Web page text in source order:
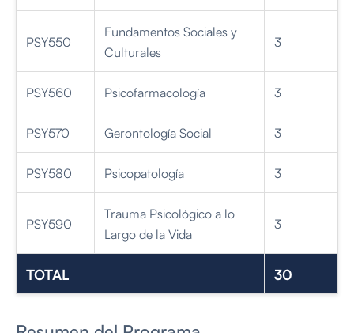
PSY550
Fundamentos Sociales y
Culturales
3
PSY560 Psicofarmacología 3
PSY570 Gerontología Social 3
PSY580 Psicopatología 3
PSY590
Trauma Psicológico a lo
Largo de la Vida
3
TOTAL 30